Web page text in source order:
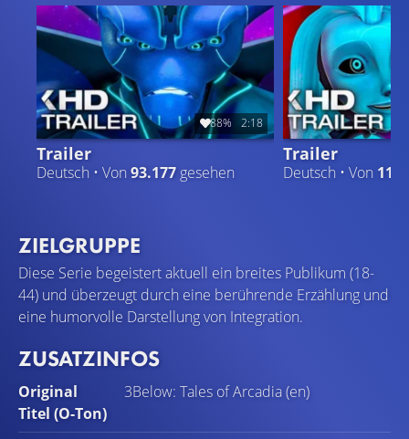
unbeschadet auf ihren Heimatplaneten zurückzukehren,
geben sich die drei in menschlicher Gestalt alle Mühe,
ihre Identität als Außerirdische geheim zu halten. Doch
mit der Zeit wachsen ihnen die Erde und deren
Bewohner zunehmend ans Herz. „3 von oben:
Geschichten aus Arcadia“ stellt die einfache und doch
komplexe Frage in den Raum, was „Heimat“ eigentlich
bedeutet.
88% 2:18
Trailer
Deutsch • Von 93.177 gesehen
Trailer
Deutsch • Von
ZIELGRUPPE
Diese Serie begeistert aktuell ein breites Publikum (18-
44) und überzeugt durch eine berührende Erzählung und
eine humorvolle Darstellung von Integration.
ZUSATZINFOS
Original
Titel (O-Ton)
3Below: Tales of Arcadia (en)